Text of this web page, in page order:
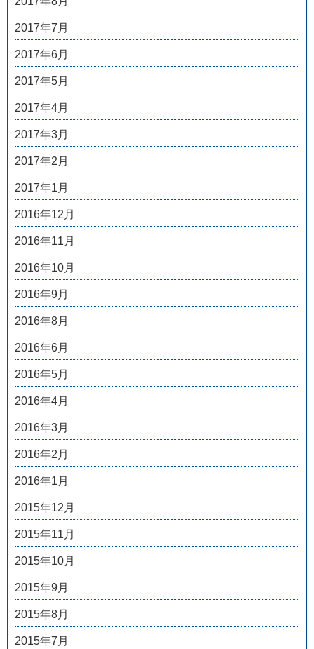
2017年7月
2017年6月
2017年5月
2017年4月
2017年3月
2017年2月
2017年1月
2016年12月
2016年11月
2016年10月
2016年9月
2016年8月
2016年6月
2016年5月
2016年4月
2016年3月
2016年2月
2016年1月
2015年12月
2015年11月
2015年10月
2015年9月
2015年8月
2015年7月